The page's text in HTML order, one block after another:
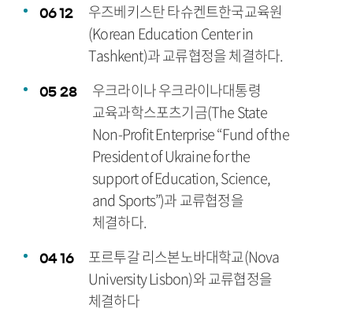
0612
우즈베키스탄 타슈켄트한국교육원
(Korean Education Center in
Tashkent)과 교류협정을 체결하다.
05 28
우크라이나 우크라이나대통령
교육과학스포츠기금(The State
Non-Profit Enterprise “Fund of the
President of Ukraine for the
support of Education, Science,
and Sports”)과 교류협정을
체결하다.
0416
포르투갈 리스본노바대학교(Nova
University Lisbon)와 교류협정을
체결하다